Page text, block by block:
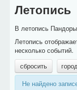
Летопись
В летопись
Летопись
несколько событий.
сбросить
Не найдено